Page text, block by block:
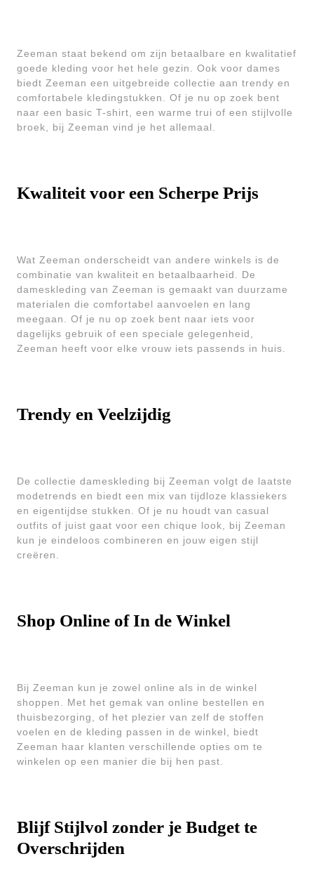
Zeeman staat bekend om zijn betaalbare en kwalitatief
goede kleding voor het hele gezin. Ook voor dames
biedt Zeeman een uitgebreide collectie aan trendy en
comfortabele kledingstukken. Of je nu op zoek bent
naar een basic T-shirt, een warme trui of een stijlvolle
broek, bij Zeeman vind je het allemaal.
Kwaliteit voor een Scherpe Prijs
Wat Zeeman onderscheidt van andere winkels is de
combinatie van kwaliteit en betaalbaarheid. De
dameskleding van Zeeman is gemaakt van duurzame
materialen die comfortabel aanvoelen en lang
meegaan. Of je nu op zoek bent naar iets voor
dagelijks gebruik of een speciale gelegenheid,
Zeeman heeft voor elke vrouw iets passends in huis.
Trendy en Veelzijdig
De collectie dameskleding bij Zeeman volgt de laatste
modetrends en biedt een mix van tijdloze klassiekers
en eigentijdse stukken. Of je nu houdt van casual
outfits of juist gaat voor een chique look, bij Zeeman
kun je eindeloos combineren en jouw eigen stijl
creëren.
Shop Online of In de Winkel
Bij Zeeman kun je zowel online als in de winkel
shoppen. Met het gemak van online bestellen en
thuisbezorging, of het plezier van zelf de stoffen
voelen en de kleding passen in de winkel, biedt
Zeeman haar klanten verschillende opties om te
winkelen op een manier die bij hen past.
Blijf Stijlvol zonder je Budget te
Overschrijden